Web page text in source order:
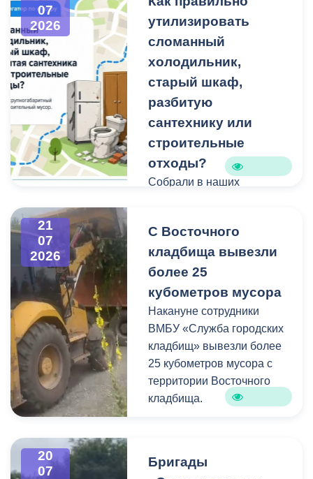
мусора небольшого
объема.
Бункерные площадки
расположены по
следующим адресам:
07
2026
утилизировать
сломанный
холодильник,
старый шкаф,
разбитую
сантехнику или
строительные
отходы?
Собрали в наших
способы утилизации
крупногабаритного и
строительного мусора.
21
07
2026
С Восточного
кладбища вывезли
более 25
кубометров мусора
Накануне сотрудники
ВМБУ «Служба городских
кладбищ» вывезли более
25 кубометров мусора с
территории Восточного
кладбища.
нередко складируют
20
07
Бригады